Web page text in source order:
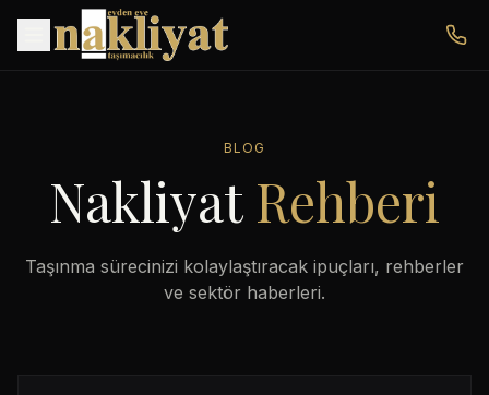
BLOG
Nakliyat Rehberi
Taşınma sürecinizi kolaylaştıracak ipuçları, rehberler
ve sektör haberleri.